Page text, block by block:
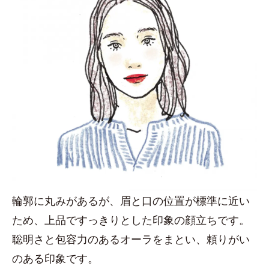
輪郭に丸みがあるが、眉と口の位置が標準に近い
ため、上品ですっきりとした印象の顔立ちです。
聡明さと包容力のあるオーラをまとい、頼りがい
のある印象です。